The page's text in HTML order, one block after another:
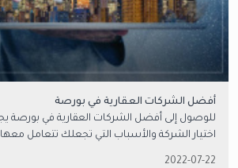
أفضل الشركات العقارية في بورصة
للوصول إلى أفضل الشركات العقارية في بورصة
اختيار الشركة والأسباب التي تجعلك تتعامل معها
2022-07-22